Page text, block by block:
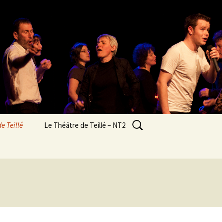
Teillé Le Théâtre de Teillé – NT2
Rechercher :